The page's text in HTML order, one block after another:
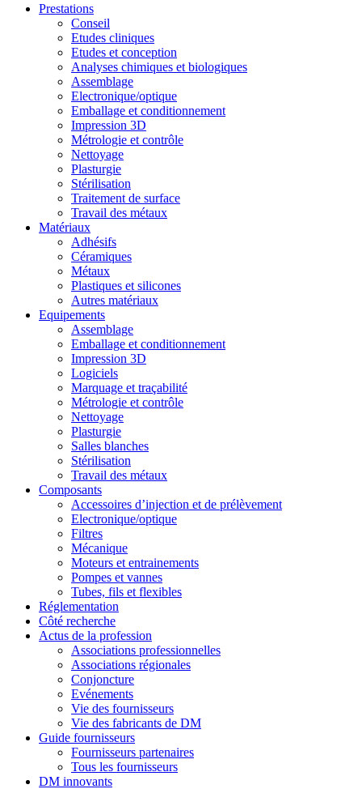
Prestations
Conseil
Etudes cliniques
Etudes et conception
Analyses chimiques et biologiques
Assemblage
Electronique/optique
Emballage et conditionnement
Impression 3D
Métrologie et contrôle
Nettoyage
Plasturgie
Stérilisation
Traitement de surface
Travail des métaux
Matériaux
Adhésifs
Céramiques
Métaux
Plastiques et silicones
Autres matériaux
Equipements
Assemblage
Emballage et conditionnement
Impression 3D
Logiciels
Marquage et traçabilité
Métrologie et contrôle
Nettoyage
Plasturgie
Salles blanches
Stérilisation
Travail des métaux
Composants
Accessoires d’injection et de prélèvement
Electronique/optique
Filtres
Mécanique
Moteurs et entrainements
Pompes et vannes
Tubes, fils et flexibles
Réglementation
Côté recherche
Actus de la profession
Associations professionnelles
Associations régionales
Conjoncture
Evénements
Vie des fournisseurs
Vie des fabricants de DM
Guide fournisseurs
Fournisseurs partenaires
Tous les fournisseurs
DM innovants